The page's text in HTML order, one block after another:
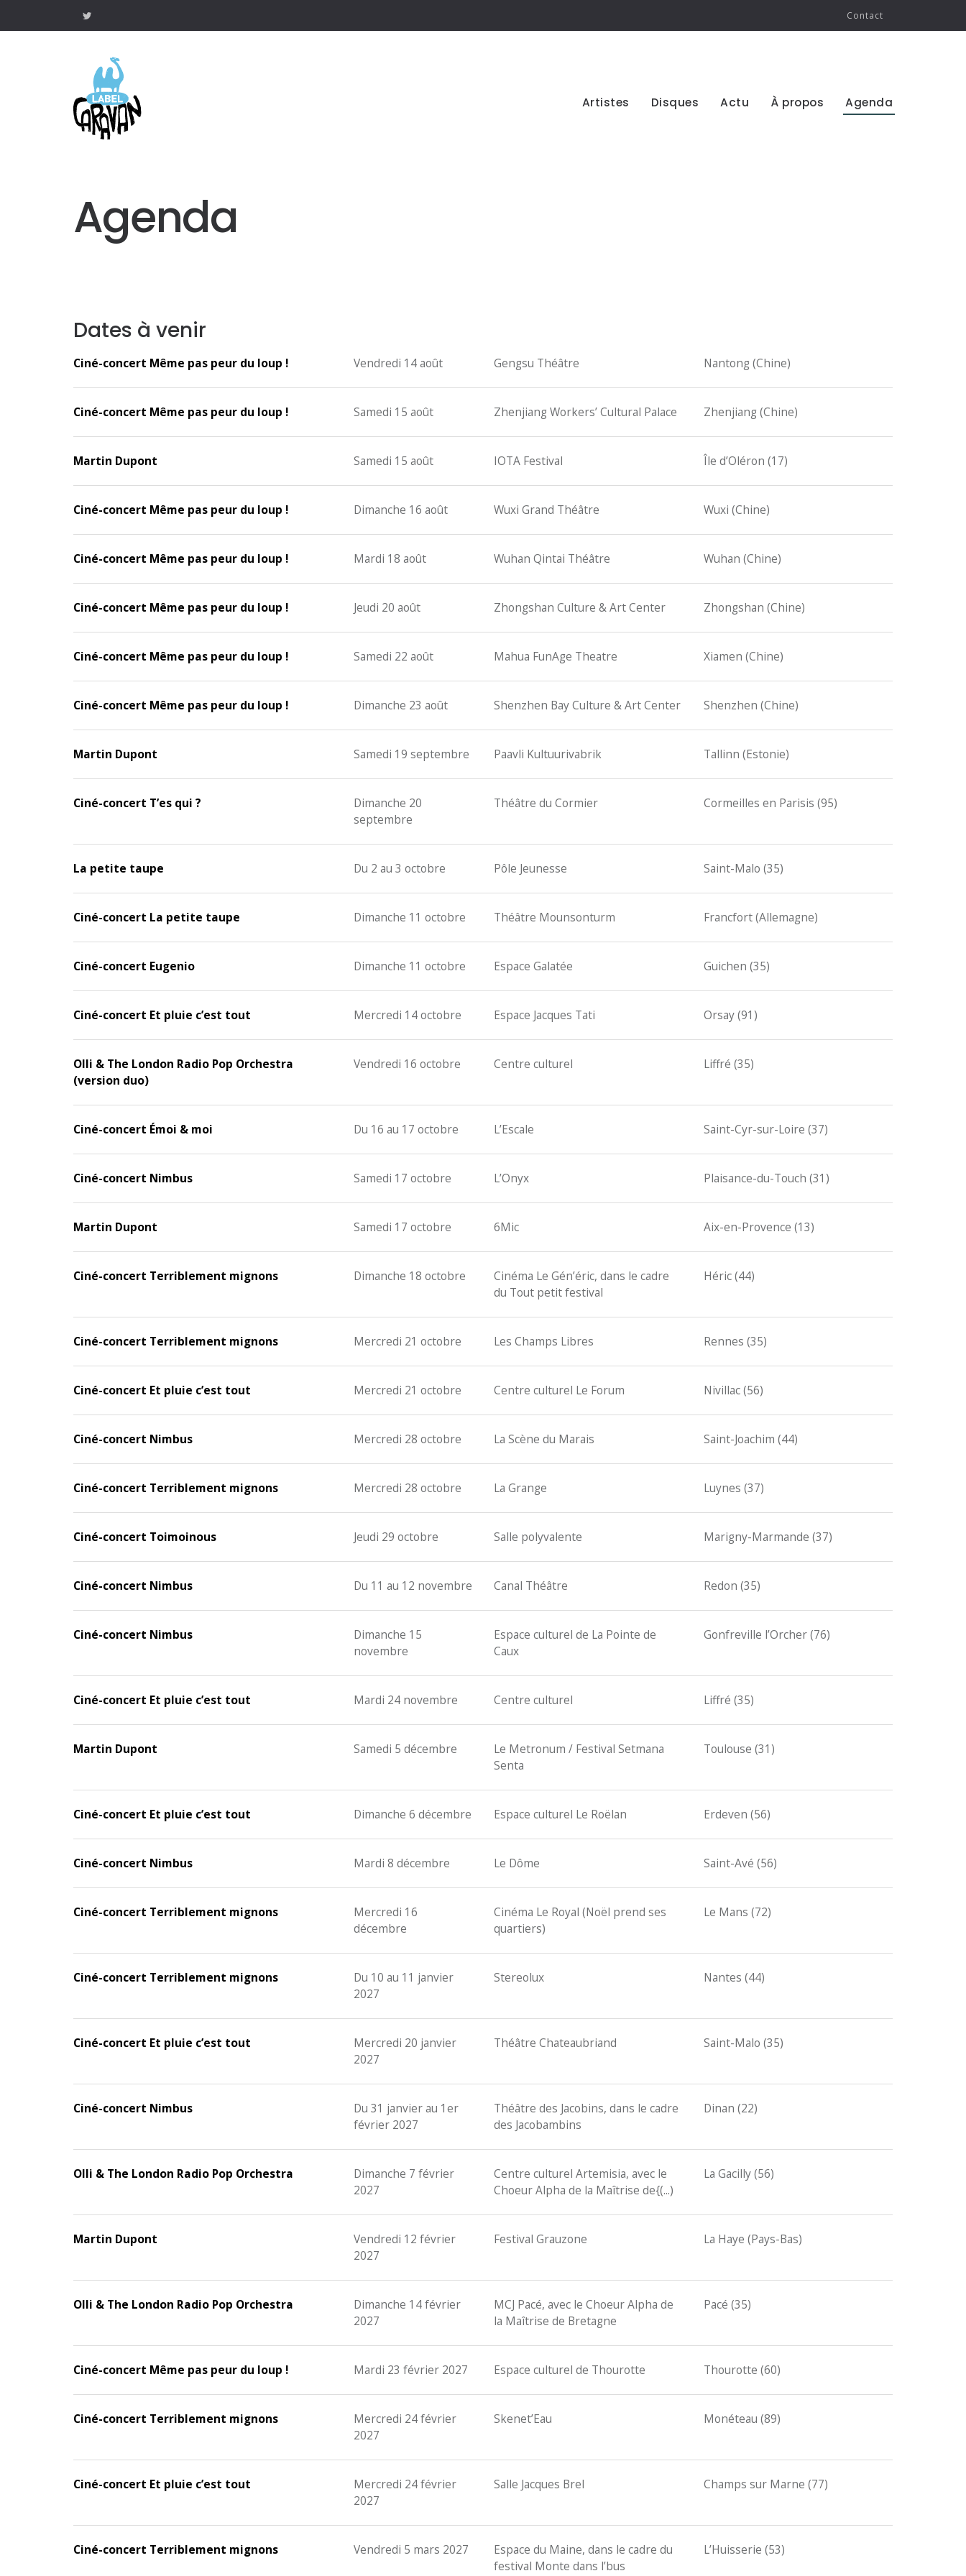
Contact
Artistes Disques Actu À propos Agenda
Agenda
Dates à venir
Ciné-concert Même pas peur du loup ! Vendredi 14 août Gengsu Théâtre Nantong (Chine)
Ciné-concert Même pas peur du loup ! Samedi 15 août Zhenjiang Workers’ Cultural Palace Zhenjiang (Chine)
Martin Dupont Samedi 15 août IOTA Festival Île d’Oléron (17)
Ciné-concert Même pas peur du loup ! Dimanche 16 août Wuxi Grand Théâtre Wuxi (Chine)
Ciné-concert Même pas peur du loup ! Mardi 18 août Wuhan Qintai Théâtre Wuhan (Chine)
Ciné-concert Même pas peur du loup ! Jeudi 20 août Zhongshan Culture & Art Center Zhongshan (Chine)
Ciné-concert Même pas peur du loup ! Samedi 22 août Mahua FunAge Theatre Xiamen (Chine)
Ciné-concert Même pas peur du loup ! Dimanche 23 août Shenzhen Bay Culture & Art Center Shenzhen (Chine)
Martin Dupont Samedi 19 septembre Paavli Kultuurivabrik Tallinn (Estonie)
Ciné-concert T’es qui ?
Dimanche 20
septembre
Théâtre du Cormier Cormeilles en Parisis (95)
La petite taupe Du 2 au 3 octobre Pôle Jeunesse Saint-Malo (35)
Ciné-concert La petite taupe Dimanche 11 octobre Théâtre Mounsonturm Francfort (Allemagne)
Ciné-concert Eugenio Dimanche 11 octobre Espace Galatée Guichen (35)
Ciné-concert Et pluie c’est tout Mercredi 14 octobre Espace Jacques Tati Orsay (91)
Olli & The London Radio Pop Orchestra
(version duo)
Vendredi 16 octobre Centre culturel Liffré (35)
Ciné-concert Émoi & moi Du 16 au 17 octobre L’Escale Saint-Cyr-sur-Loire (37)
Ciné-concert Nimbus Samedi 17 octobre L’Onyx Plaisance-du-Touch (31)
Martin Dupont Samedi 17 octobre 6Mic Aix-en-Provence (13)
Ciné-concert Terriblement mignons Dimanche 18 octobre
Cinéma Le Gén’éric, dans le cadre
du Tout petit festival
Héric (44)
Ciné-concert Terriblement mignons Mercredi 21 octobre Les Champs Libres Rennes (35)
Ciné-concert Et pluie c’est tout Mercredi 21 octobre Centre culturel Le Forum Nivillac (56)
Ciné-concert Nimbus Mercredi 28 octobre La Scène du Marais Saint-Joachim (44)
Ciné-concert Terriblement mignons Mercredi 28 octobre La Grange Luynes (37)
Ciné-concert Toimoinous Jeudi 29 octobre Salle polyvalente Marigny-Marmande (37)
Ciné-concert Nimbus Du 11 au 12 novembre Canal Théâtre Redon (35)
Ciné-concert Nimbus
Dimanche 15
novembre
Espace culturel de La Pointe de
Caux
Gonfreville l’Orcher (76)
Ciné-concert Et pluie c’est tout Mardi 24 novembre Centre culturel Liffré (35)
Martin Dupont Samedi 5 décembre
Le Metronum / Festival Setmana
Senta
Toulouse (31)
Ciné-concert Et pluie c’est tout Dimanche 6 décembre Espace culturel Le Roëlan Erdeven (56)
Ciné-concert Nimbus Mardi 8 décembre Le Dôme Saint-Avé (56)
Ciné-concert Terriblement mignons
Mercredi 16
décembre
Cinéma Le Royal (Noël prend ses
quartiers)
Le Mans (72)
Ciné-concert Terriblement mignons
Du 10 au 11 janvier
2027
Stereolux Nantes (44)
Ciné-concert Et pluie c’est tout
Mercredi 20 janvier
2027
Théâtre Chateaubriand Saint-Malo (35)
Ciné-concert Nimbus
Du 31 janvier au 1er
février 2027
Théâtre des Jacobins, dans le cadre
des Jacobambins
Dinan (22)
Olli & The London Radio Pop Orchestra
Dimanche 7 février
2027
Centre culturel Artemisia, avec le
Choeur Alpha de la Maîtrise de{(...)
La Gacilly (56)
Martin Dupont
Vendredi 12 février
2027
Festival Grauzone La Haye (Pays-Bas)
Olli & The London Radio Pop Orchestra
Dimanche 14 février
2027
MCJ Pacé, avec le Choeur Alpha de
la Maîtrise de Bretagne
Pacé (35)
Ciné-concert Même pas peur du loup ! Mardi 23 février 2027 Espace culturel de Thourotte Thourotte (60)
Ciné-concert Terriblement mignons
Mercredi 24 février
2027
Skenet’Eau Monéteau (89)
Ciné-concert Et pluie c’est tout
Mercredi 24 février
2027
Salle Jacques Brel Champs sur Marne (77)
Ciné-concert Terriblement mignons Vendredi 5 mars 2027
Espace du Maine, dans le cadre du
festival Monte dans l’bus
L’Huisserie (53)